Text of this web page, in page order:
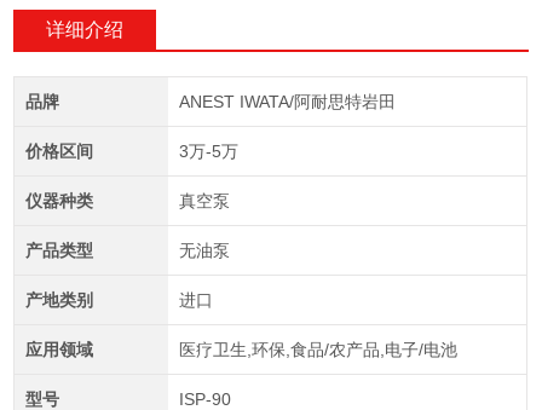
详细介绍
品牌 ANEST IWATA/阿耐思特岩田
价格区间 3万-5万
仪器种类 真空泵
产品类型 无油泵
产地类别 进口
应用领域 医疗卫生,环保,食品/农产品,电子/电池
型号 ISP-90